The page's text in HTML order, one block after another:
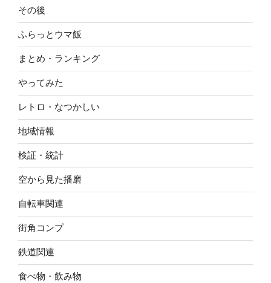
その後
ふらっとウマ飯
まとめ・ランキング
やってみた
レトロ・なつかしい
地域情報
検証・統計
空から見た播磨
自転車関連
街角コンプ
鉄道関連
食べ物・飲み物